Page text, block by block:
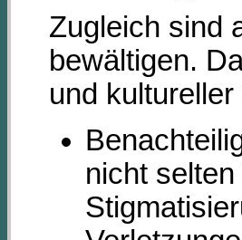
Zugleich sind
bewältigen.
und
nicht